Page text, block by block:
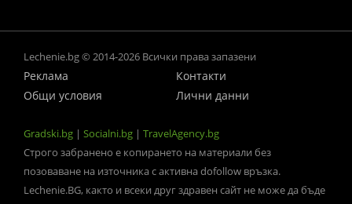
Lechenie.bg © 2014-2026 Всички права запазени
Реклама
Контакти
Общи условия
Лични данни
Gradski.bg | Socialni.bg | TravelAgency.bg
Строго забранено е копирането на материали без
позоваване на източника с активна dofollow връзка.
Lechenie.BG, както и всеки друг здравен сайт не може да бъде